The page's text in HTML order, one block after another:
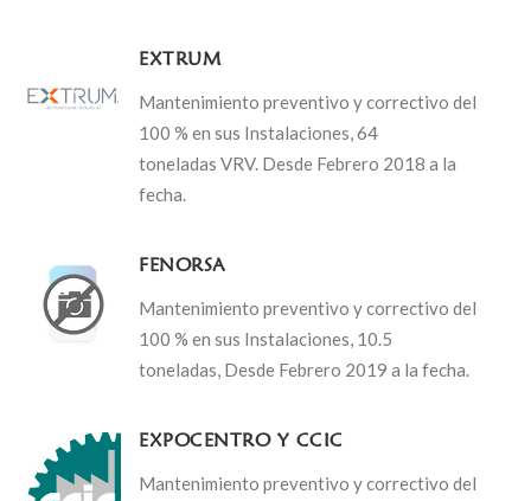
EXTRUM
Mantenimiento preventivo y correctivo del
100 % en sus Instalaciones, 64
toneladas VRV. Desde Febrero 2018 a la
fecha.
FENORSA
Mantenimiento preventivo y correctivo del
100 % en sus Instalaciones, 10.5
toneladas, Desde Febrero 2019 a la fecha.
EXPOCENTRO Y CCIC
Mantenimiento preventivo y correctivo del